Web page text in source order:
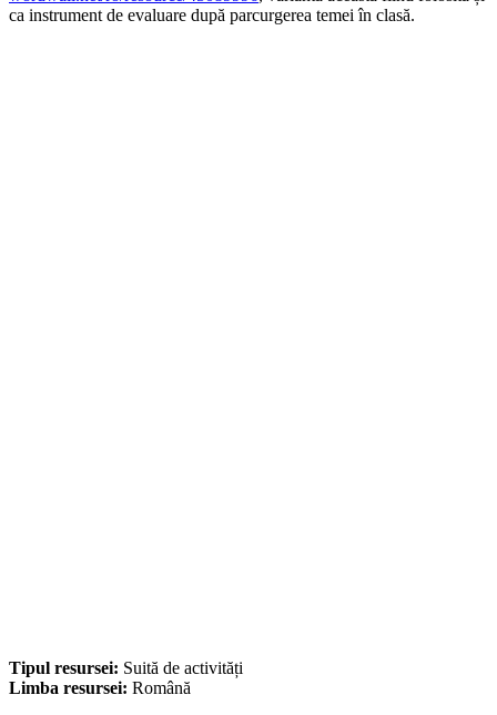
ca instrument de evaluare după parcurgerea temei în clasă.
Tipul resursei: Suită de activități
Limba resursei: Română